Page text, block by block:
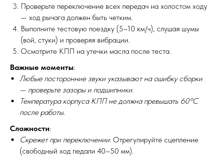
Проверьте переключение всех передач на холостом ходу
— ход рычага должен быть четким.
Выполните тестовую поездку (5–10 км/ч), слушая шумы
(вой, стуки) и проверяя вибрации.
Осмотрите КПП на утечки масла после теста.
Важные моменты:
Любые посторонние звуки указывают на ошибку сборки
— проверьте зазоры и подшипники.
Температура корпуса КПП не должна превышать 60°C
после работы.
Сложности:
Скрежет при переключении: Отрегулируйте сцепление
(свободный ход педали 40–50 мм).